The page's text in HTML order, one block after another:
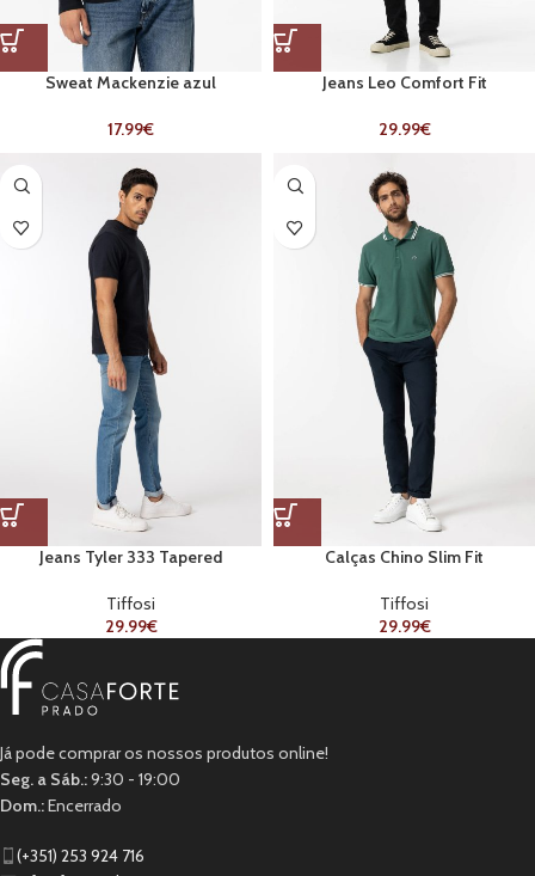
Sweat Mackenzie azul
17.99€
Jeans Leo Comfort Fit
29.99€
Jeans Tyler 333 Tapered
Tiffosi
29.99€
Calças Chino Slim Fit
Tiffosi
29.99€
Já pode comprar os nossos produtos online!
Seg. a Sáb.:9:30 - 19:00
Dom.:Encerrado
(+351) 253 924 716